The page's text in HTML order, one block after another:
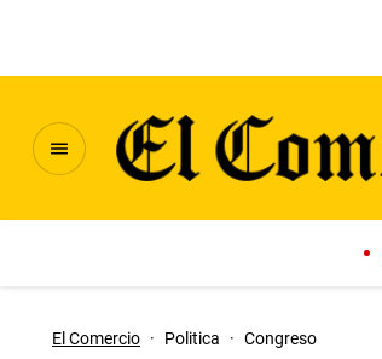
El Comercio · Politica · Congreso